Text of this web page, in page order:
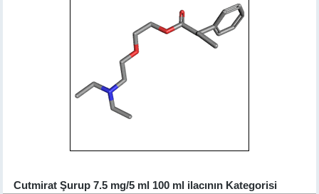
Cutmirat Şurup 7.5 mg/5 ml 100 ml ilacının Kategorisi